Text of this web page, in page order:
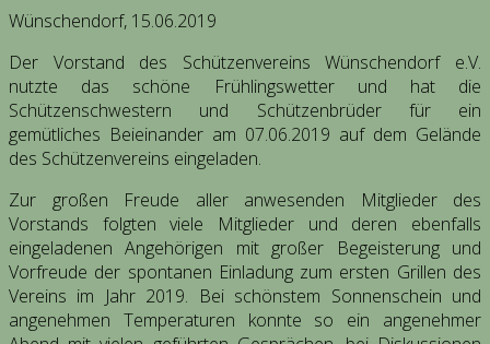
Wünschendorf, 15.06.2019
Der Vorstand des Schützenvereins Wünschendorf e.V.
nutzte das schöne Frühlingswetter und hat die
Schützenschwestern und Schützenbrüder für ein
gemütliches Beieinander am 07.06.2019 auf dem Gelände
des Schützenvereins eingeladen.
Zur großen Freude aller anwesenden Mitglieder des
Vorstands folgten viele Mitglieder und deren ebenfalls
eingeladenen Angehörigen mit großer Begeisterung und
Vorfreude der spontanen Einladung zum ersten Grillen des
Vereins im Jahr 2019. Bei schönstem Sonnenschein und
angenehmen Temperaturen konnte so ein angenehmer